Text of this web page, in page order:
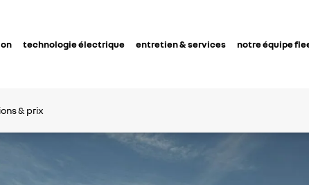
technologie électrique entretien & services notre équipe
& prix